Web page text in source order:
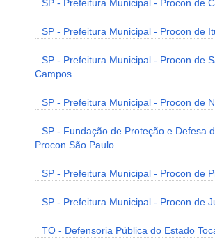
SP - Prefeitura Municipal - Procon de
SP - Prefeitura Municipal - Procon de
SP - Prefeitura Municipal - Procon de
Campos
SP - Prefeitura Municipal - Procon de
SP - Fundação de Proteção e Defesa
Procon São Paulo
SP - Prefeitura Municipal - Procon de
SP - Prefeitura Municipal - Procon de
TO - Defensoria Pública do Estado